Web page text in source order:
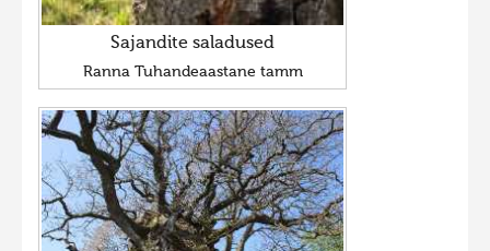
Sajandite saladused
Ranna Tuhandeaastane tamm